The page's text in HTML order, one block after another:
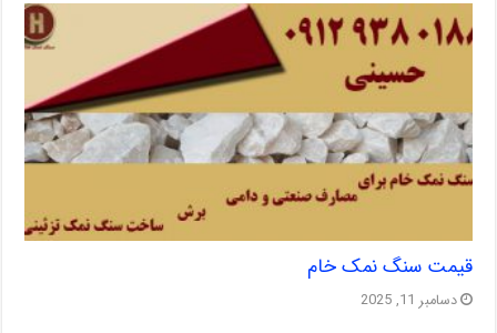
قیمت سنگ نمک خام
دسامبر 11, 2025